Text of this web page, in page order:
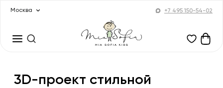
Москва +7 495 150-54-02
3D-проект стильной